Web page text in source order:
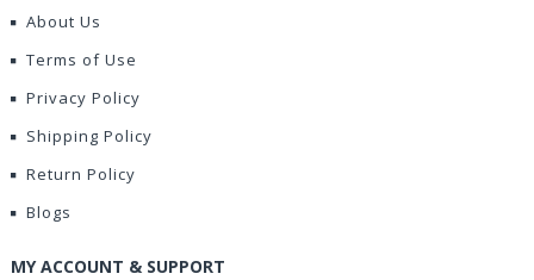
About Us
Terms of Use
Privacy Policy
Shipping Policy
Return Policy
Blogs
MY ACCOUNT & SUPPORT